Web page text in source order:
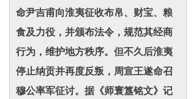
命尹吉甫向淮夷征收布帛、财宝、粮
食及力役，并颁布法令，规范其经商
行为，维护地方秩序。但不久后淮夷
停止纳贡并再度反叛，周宣王遂命召
穆公率军征讨。据《师寰簋铭文》记